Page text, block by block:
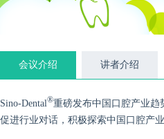
会议介绍 讲者介绍
Sino-Dental®重磅发布中国口腔产业趋
促进行业对话，积极探索中国口腔产